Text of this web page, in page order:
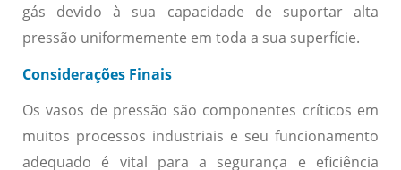
gás devido à sua capacidade de suportar alta
pressão uniformemente em toda a sua superfície.
Considerações Finais
Os vasos de pressão são componentes críticos em
muitos processos industriais e seu funcionamento
adequado é vital para a segurança e eficiência